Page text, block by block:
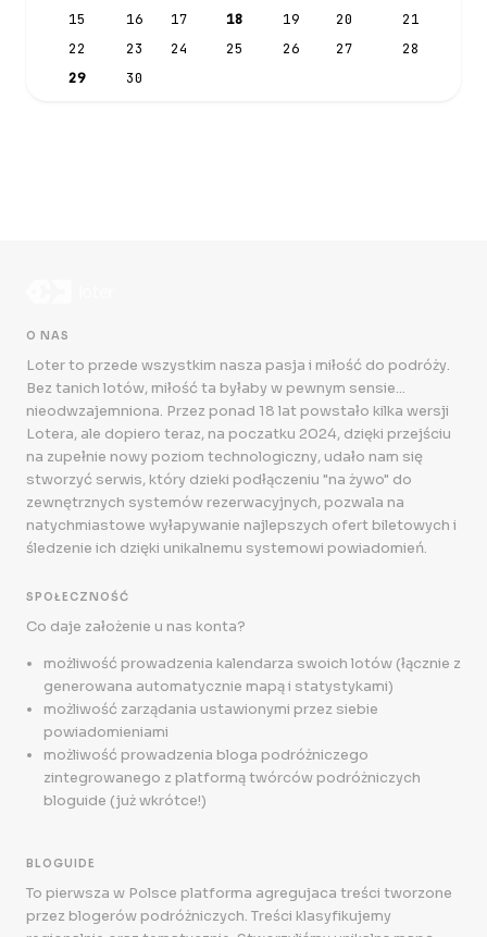
15
16 17 18 19 20
21
22
23 24 25 26 27
28
29
30
O NAS
Loter to przede wszystkim nasza pasja i miłość do podróży.
Bez tanich lotów, miłość ta byłaby w pewnym sensie...
nieodwzajemniona. Przez ponad 18 lat powstało kilka wersji
Lotera, ale dopiero teraz, na poczatku 2024, dzięki przejściu
na zupełnie nowy poziom technologiczny, udało nam się
stworzyć serwis, który dzieki podłączeniu "na żywo" do
zewnętrznych systemów rezerwacyjnych, pozwala na
natychmiastowe wyłapywanie najlepszych ofert biletowych i
śledzenie ich dzięki unikalnemu systemowi powiadomień.
SPOŁECZNOŚĆ
Co daje założenie u nas konta?
możliwość prowadzenia kalendarza swoich lotów (łącznie z
generowana automatycznie mapą i statystykami)
możliwość zarządania ustawionymi przez siebie
powiadomieniami
możliwość prowadzenia bloga podróżniczego
zintegrowanego z platformą twórców podróżniczych
bloguide (już wkrótce!)
BLOGUIDE
To pierwsza w Polsce platforma agregujaca treści tworzone
przez blogerów podróżniczych. Treści klasyfikujemy